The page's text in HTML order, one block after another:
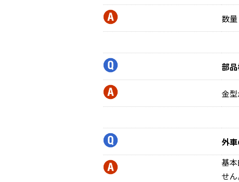
数
部
金
外
基
せん